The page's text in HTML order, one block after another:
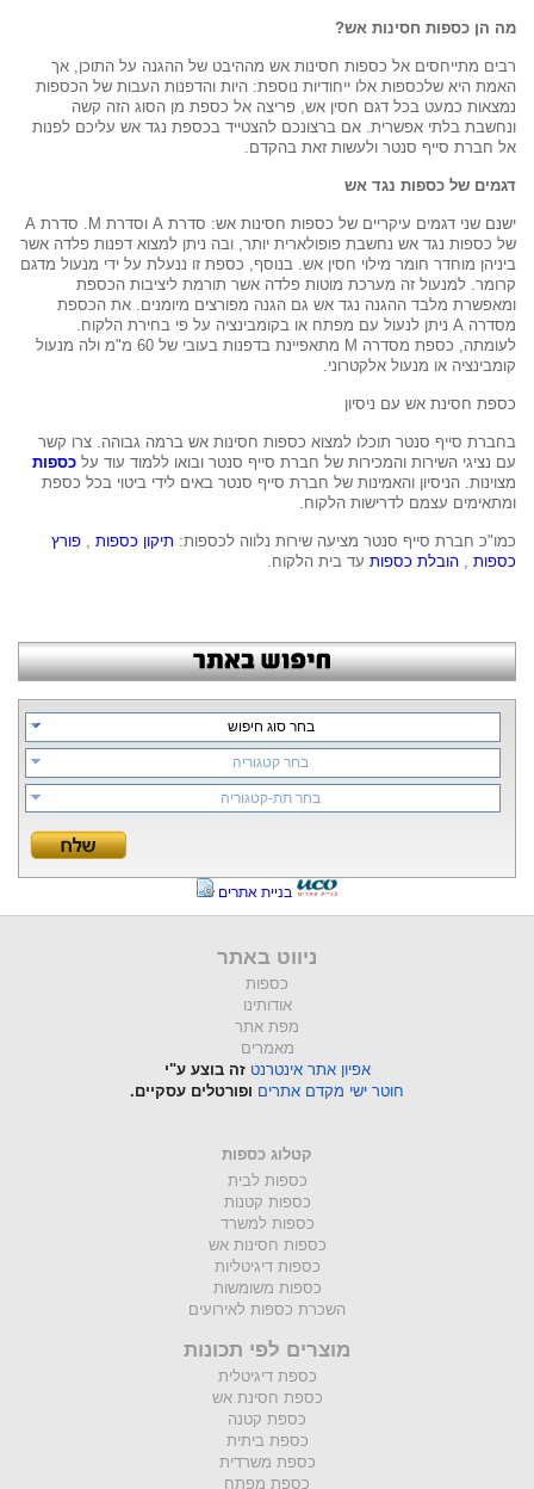
מה הן כספות חסינות אש?
אל חברת סייף סנטר ולעשות זאת בהקדם.
דגמים של כספות נגד אש
קומבינציה או מנעול אלקטרוני.
כספת חסינת אש עם ניסיון
עם נציגי השירות והמכירות של חברת סייף סנטר ובואו ללמוד עוד על כספות
ומתאימים עצמם לדרישות הלקוח.
כמו"כ חברת סייף סנטר מציעה שירות נלווה לכספות: תיקון כספות ,
כספות , הובלת כספות עד בית הלקוח.
בחר סוג חיפוש
בחר קטגוריה
בחר תת-קטגוריה
בניית אתרים
ניווט באתר
כספות
אודותינו
מפת אתר
מאמרים
אפיון אתר אינטרנט זה בוצע ע"י
חוטר ישי מקדם אתרים ופורטלים עסקיים.
קטלוג כספות
כספות לבית
כספות קטנות
כספות למשרד
כספות חסינות אש
כספות דיגיטליות
כספות משומשות
השכרת כספות לאירועים
מוצרים לפי תכונות
כספת דיגיטלית
כספת חסינת אש
כספת קטנה
כספת ביתית
כספת משרדית
כספת מפתח